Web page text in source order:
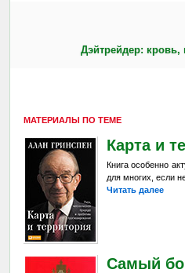
Дэйтрейдер: кровь,
МАТЕРИАЛЫ ПО ТЕМЕ
Карта и
Книга особенно
для многих, если
Читать далее
Самый